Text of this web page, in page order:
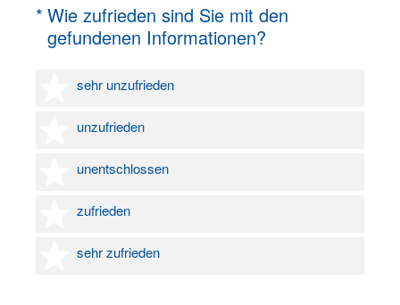
* Wie zufrieden sind Sie mit den
gefundenen Informationen?
(Erforderlich.)
sehr unzufrieden
1 Stern
unzufrieden
2 Sterne
unentschlossen
3 Sterne
zufrieden
4 Sterne
sehr zufrieden
5 Sterne